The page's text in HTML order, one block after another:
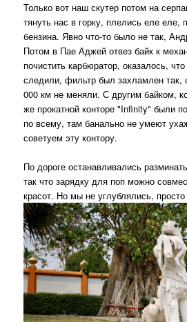
Только вот наш скутер потом на
тянуть нас в горку, плелись еле еле,
бензина. Явно что-то было не так,
Потом в Пае Аджей отвез байк к
почистить карбюратор, оказалось,
следили, фильтр был захламлен так,
000 км не меняли. С другим байком,
же прокатной конторе "Infinity" были
по всему, там банально не умеют
советуем эту контору.
По дороге останавливались
так что зарядку для поп можно
красот. Но мы не углублялись,